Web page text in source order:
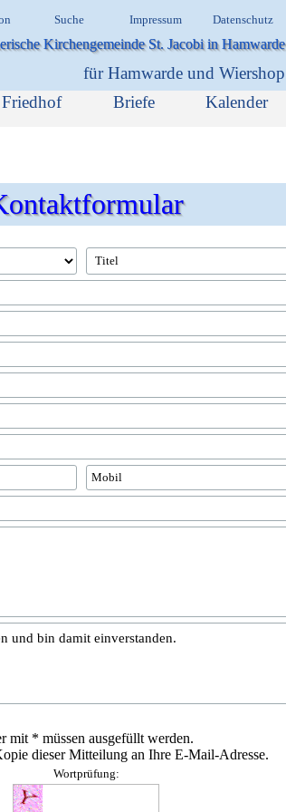
Suche Impressum Datenschutz
Kirchengemeinde St. Jacobi in Hamwarde
für Hamwarde und Wiershop
▼
Friedhof Briefe Kalender
und bin damit einverstanden.
mit * müssen ausgefüllt werden.
dieser Mitteilung an Ihre E-Mail-Adresse.
Wortprüfung: